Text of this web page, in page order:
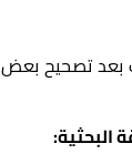
بعد تصحيح بعض
البحثية: